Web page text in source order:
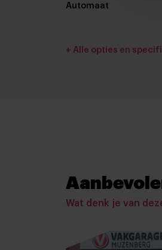
Automaat
Interieurkleur
Buitenspiegels
Buitenspiegels
+ Alle opties en
Wat denk je van